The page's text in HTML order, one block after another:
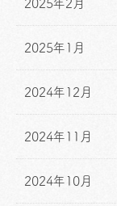
2025年2月
2025年1月
2024年12月
2024年11月
2024年10月